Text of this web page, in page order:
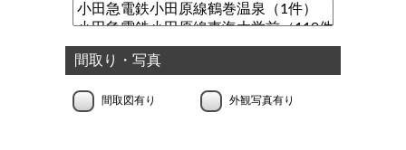
間取り・写真
間取図有り 外観写真有り